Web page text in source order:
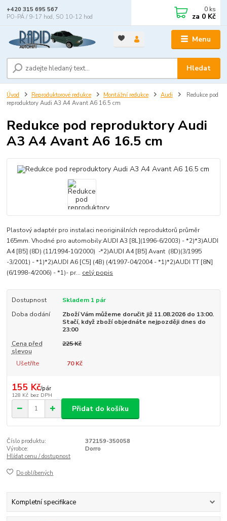
Menu
Hledat
+420 315 695 567
PO-PÁ / 9-17 hod, SO 10-12 hod
0 ks
za 0 Kč
Úvod Reproduktorové redukce Montážní redukce Audi
Redukce pod
reproduktory Audi A3 A4 Avant A6 16.5 cm
Redukce pod reproduktory Audi
A3 A4 Avant A6 16.5 cm
Plastový adaptér pro instalaci neoriginálních reproduktorů průměr
165mm. Vhodné pro automobily:AUDI A3 [8L](1996-6/2003) - *2)*3)AUDI
A4 [B5] (8D) (11/1994-10/2000) -*2)AUDI A4 [B5] Avant (8D)(3/1995
-3/2001) - *1)*2)AUDI A6 [C5] (4B) (4/1997-04/2004 - *1)*2)AUDI TT [8N]
(6/1998-4/2006) - *1)- pr... celý popis
Dostupnost
Skladem 1 pár
Doba dodání
Zboží Vám můžeme doručit již 11.08.2026 do 13:00.
Stačí, když zboží objednáte nejpozději dnes do
23:00
Cena před
slevou
225 Kč
Ušetříte 70 Kč
155 Kč/pár
128 Kč bez DPH
Přidat do košíku
Číslo produktu:
372159-350058
Výrobce:
Dorro
Hlídat cenu / dostupnost
Do oblíbených
Kompletní specifikace